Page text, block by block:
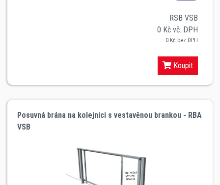
RSB VSB
0 Kč vč. DPH
0 Kč bez DPH
Koupit
Posuvná brána na kolejnici s vestavěnou brankou - RBA
VSB